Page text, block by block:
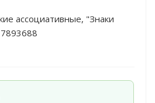
ассоциативные, "Знаки